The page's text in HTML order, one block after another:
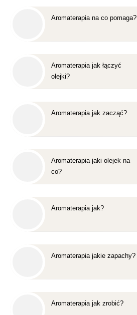
Aromaterapia na co pomaga?
Aromaterapia jak łączyć
olejki?
Aromaterapia jak zacząć?
Aromaterapia jaki olejek na
co?
Aromaterapia jak?
Aromaterapia jakie zapachy?
Aromaterapia jak zrobić?